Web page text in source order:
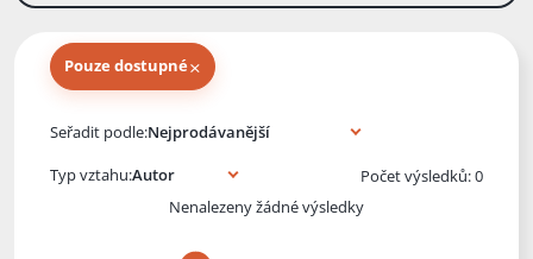
Pouze dostupné×
Seřadit podle:
Typ vztahu:
Počet výsledků: 0
Nenalezeny žádné výsledky